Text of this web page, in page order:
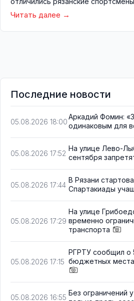
Читать далее
Последние новости
05.08.2026 18:00
Аркадий Фомин:
одинаковым для
05.08.2026 17:52
На улице Лево-
сентября
05.08.2026 17:44
В Рязани
Спартакиады
05.08.2026 17:29
На улице
временно
транспорта
05.08.2026 17:15
РГРТУ сообщил о
бюджетных
05.08.2026 16:55
Без ограничений